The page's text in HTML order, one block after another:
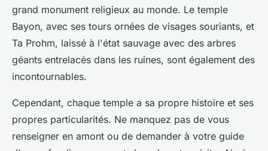
grand monument religieux au monde. Le temple
Bayon, avec ses tours ornées de visages souriants, et
Ta Prohm, laissé à l'état sauvage avec des arbres
géants entrelacés dans les ruines, sont également des
incontournables.
Cependant, chaque temple a sa propre histoire et ses
propres particularités. Ne manquez pas de vous
renseigner en amont ou de demander à votre guide